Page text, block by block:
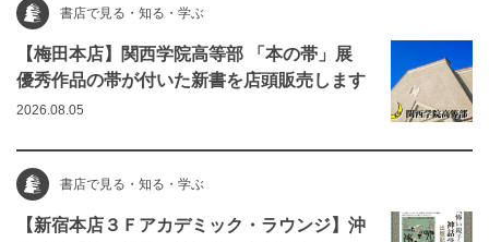
書店で見る・知る・学ぶ
【梅田本店】関西学院高等部 「本の帯」展
優秀作品の帯が付いた新書を店頭販売します
2026.08.05
書店で見る・知る・学ぶ
【新宿本店３Ｆアカデミック・ラウンジ】沖